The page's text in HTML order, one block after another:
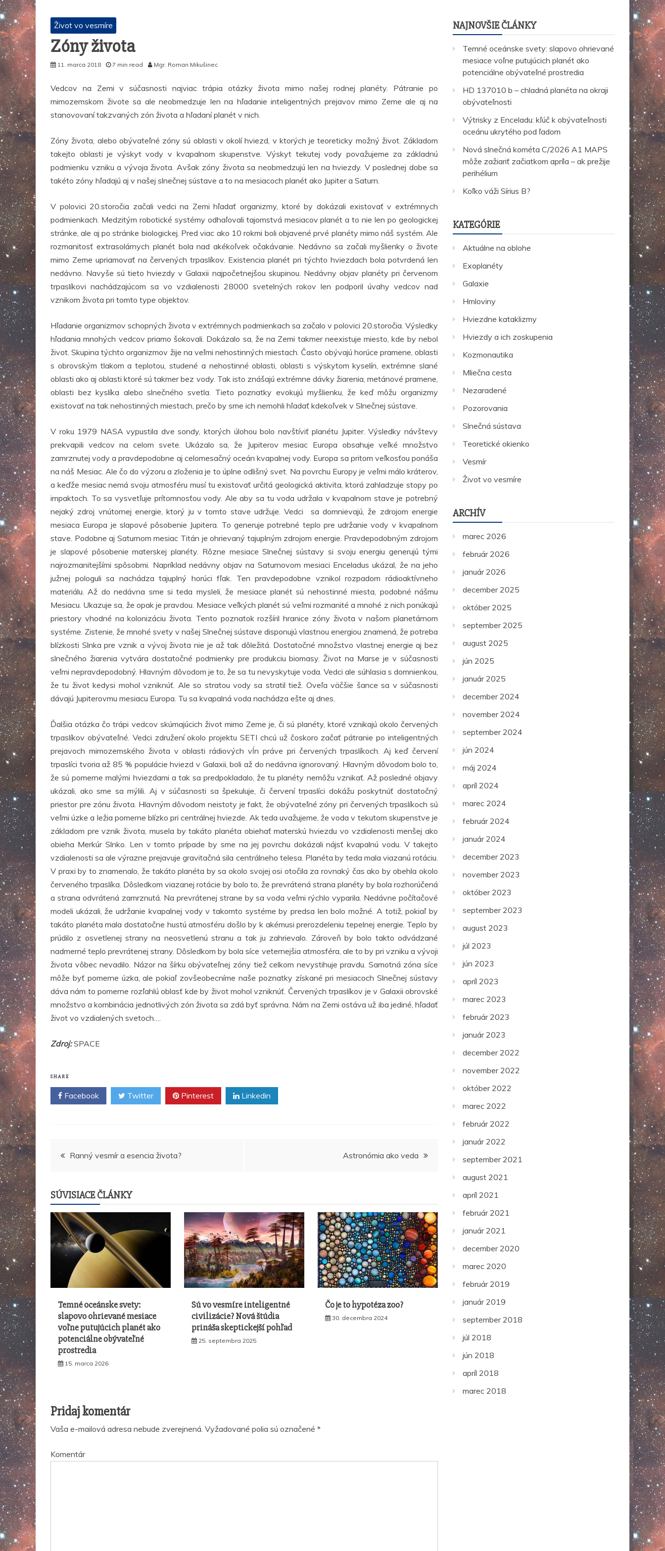
Život vo vesmíre
Zóny života
11. marca 2018 7 min read Mgr. Roman Mikušinec
Vedcov na Zemi v súčasnosti najviac trápia otázky života mimo našej rodnej planéty. Pátranie po
mimozemskom živote sa ale neobmedzuje len na hľadanie inteligentných prejavov mimo Zeme ale aj na
stanovovaní takzvaných zón života a hľadaní planét v nich.
Zóny života, alebo obývateľné zóny sú oblasti v okolí hviezd, v ktorých je teoreticky možný život. Základom
takejto oblasti je výskyt vody v kvapalnom skupenstve. Výskyt tekutej vody považujeme za základnú
podmienku vzniku a vývoja života. Avšak zóny života sa neobmedzujú len na hviezdy. V poslednej dobe sa
takéto zóny hľadajú aj v našej slnečnej sústave a to na mesiacoch planét ako Jupiter a Saturn.
V polovici 20.storočia začali vedci na Zemi hľadať organizmy, ktoré by dokázali existovať v extrémnych
podmienkach. Medzitým robotické systémy odhaľovali tajomstvá mesiacov planét a to nie len po geologickej
stránke, ale aj po stránke biologickej. Pred viac ako 10 rokmi boli objavené prvé planéty mimo náš systém. Ale
rozmanitosť extrasolárnych planét bola nad akékoľvek očakávanie. Nedávno sa začali myšlienky o živote
mimo Zeme upriamovať na červených trpaslíkov. Existencia planét pri týchto hviezdach bola potvrdená len
nedávno. Navyše sú tieto hviezdy v Galaxii najpočetnejšou skupinou. Nedávny objav planéty pri červenom
trpaslíkovi nachádzajúcom sa vo vzdialenosti 28000 svetelných rokov len podporil úvahy vedcov nad
vznikom života pri tomto type objektov.
Hľadanie organizmov schopných života v extrémnych podmienkach sa začalo v polovici 20.storočia. Výsledky
hľadania mnohých vedcov priamo šokovali. Dokázalo sa, že na Zemi takmer neexistuje miesto, kde by nebol
život. Skupina týchto organizmov žije na veľmi nehostinných miestach. Často obývajú horúce pramene, oblasti
s obrovským tlakom a teplotou, studené a nehostinné oblasti, oblasti s výskytom kyselín, extrémne slané
oblasti ako aj oblasti ktoré sú takmer bez vody. Tak isto znášajú extrémne dávky žiarenia, metánové pramene,
oblasti bez kyslíka alebo slnečného svetla. Tieto poznatky evokujú myšlienku, že keď môžu organizmy
existovať na tak nehostinných miestach, prečo by sme ich nemohli hľadať kdekoľvek v Slnečnej sústave.
V roku 1979 NASA vypustila dve sondy, ktorých úlohou bolo navštíviť planétu Jupiter. Výsledky návštevy
prekvapili vedcov na celom svete. Ukázalo sa, že Jupiterov mesiac Europa obsahuje veľké množstvo
zamrznutej vody a pravdepodobne aj celomesačný oceán kvapalnej vody. Europa sa pritom veľkosťou ponáša
na náš Mesiac. Ale čo do výzoru a zloženia je to úplne odlišný svet. Na povrchu Europy je veľmi málo kráterov,
a keďže mesiac nemá svoju atmosféru musí tu existovať určitá geologická aktivita, ktorá zahladzuje stopy po
impaktoch. To sa vysvetľuje prítomnosťou vody. Ale aby sa tu voda udržala v kvapalnom stave je potrebný
nejaký zdroj vnútornej energie, ktorý ju v tomto stave udržuje. Vedci sa domnievajú, že zdrojom energie
mesiaca Europa je slapové pôsobenie Jupitera. To generuje potrebné teplo pre udržanie vody v kvapalnom
stave. Podobne aj Saturnom mesiac Titán je ohrievaný tajuplným zdrojom energie. Pravdepodobným zdrojom
je slapové pôsobenie materskej planéty. Rôzne mesiace Slnečnej sústavy si svoju energiu generujú tými
najrozmanitejšími spôsobmi. Napríklad nedávny objav na Saturnovom mesiaci Enceladus ukázal, že na jeho
južnej pologuli sa nachádza tajuplný horúci fľak. Ten pravdepodobne vznikol rozpadom rádioaktívneho
materiálu. Až do nedávna sme si teda mysleli, že mesiace planét sú nehostinné miesta, podobné nášmu
Mesiacu. Ukazuje sa, že opak je pravdou. Mesiace veľkých planét sú veľmi rozmanité a mnohé z nich ponúkajú
priestory vhodné na kolonizáciu života. Tento poznatok rozšíril hranice zóny života v našom planetárnom
systéme. Zistenie, že mnohé svety v našej Slnečnej sústave disponujú vlastnou energiou znamená, že potreba
blízkosti Slnka pre vznik a vývoj života nie je až tak dôležitá. Dostatočné množstvo vlastnej energie aj bez
slnečného žiarenia vytvára dostatočné podmienky pre produkciu biomasy. Život na Marse je v súčasnosti
veľmi nepravdepodobný. Hlavným dôvodom je to, že sa tu nevyskytuje voda. Vedci ale súhlasia s domnienkou,
že tu život kedysi mohol vzniknúť. Ale so stratou vody sa stratil tiež. Oveľa väčšie šance sa v súčasnosti
dávajú Jupiterovmu mesiacu Europa. Tu sa kvapalná voda nachádza ešte aj dnes.
Ďalšia otázka čo trápi vedcov skúmajúcich život mimo Zeme je, či sú planéty, ktoré vznikajú okolo červených
trpaslíkov obývateľné. Vedci združení okolo projektu SETI chcú už čoskoro začať pátranie po inteligentných
prejavoch mimozemského života v oblasti rádiových vĺn práve pri červených trpaslíkoch. Aj keď červení
trpaslíci tvoria až 85 % populácie hviezd v Galaxii, boli až do nedávna ignorovaný. Hlavným dôvodom bolo to,
že sú pomerne malými hviezdami a tak sa predpokladalo, že tu planéty nemôžu vznikať. Až posledné objavy
ukázali, ako sme sa mýlili. Aj v súčasnosti sa špekuluje, či červení trpaslíci dokážu poskytnúť dostatočný
priestor pre zónu života. Hlavným dôvodom neistoty je fakt, že obývateľné zóny pri červených trpaslíkoch sú
veľmi úzke a ležia pomerne blízko pri centrálnej hviezde. Ak teda uvažujeme, že voda v tekutom skupenstve je
základom pre vznik života, musela by takáto planéta obiehať materskú hviezdu vo vzdialenosti menšej ako
obieha Merkúr Slnko. Len v tomto prípade by sme na jej povrchu dokázali nájsť kvapalnú vodu. V takejto
vzdialenosti sa ale výrazne prejavuje gravitačná sila centrálneho telesa. Planéta by teda mala viazanú rotáciu.
V praxi by to znamenalo, že takáto planéta by sa okolo svojej osi otočila za rovnaký čas ako by obehla okolo
červeného trpaslíka. Dôsledkom viazanej rotácie by bolo to, že prevrátená strana planéty by bola rozhorúčená
a strana odvrátená zamrznutá. Na prevrátenej strane by sa voda veľmi rýchlo vyparila. Nedávne počítačové
modeli ukázali, že udržanie kvapalnej vody v takomto systéme by predsa len bolo možné. A totiž, pokiaľ by
takáto planéta mala dostatočne hustú atmosféru došlo by k akémusi prerozdeleniu tepelnej energie. Teplo by
prúdilo z osvetlenej strany na neosvetlenú stranu a tak ju zahrievalo. Zároveň by bolo takto odvádzané
nadmerné teplo prevrátenej strany. Dôsledkom by bola síce veternejšia atmosféra, ale to by pri vzniku a vývoji
života vôbec nevadilo. Názor na šírku obývateľnej zóny tiež celkom nevystihuje pravdu. Samotná zóna síce
môže byť pomerne úzka, ale pokiaľ zovšeobecníme naše poznatky získané pri mesiacoch Slnečnej sústavy
dáva nám to pomerne rozľahlú oblasť kde by život mohol vzniknúť. Červených trpaslíkov je v Galaxii obrovské
množstvo a kombinácia jednotlivých zón života sa zdá byť správna. Nám na Zemi ostáva už iba jediné, hľadať
život vo vzdialených svetoch….
Zdroj: SPACE
SHARE
Facebook Twitter Pinterest Linkedin
Navigácia
článku
Ranný vesmír a esencia života? Astronómia ako veda
SÚVISIACE ČLÁNKY
Temné oceánske svety:
slapovo ohrievané mesiace
voľne putujúcich planét ako
potenciálne obývateľné
prostredia
15. marca 2026
Sú vo vesmíre inteligentné
civilizácie? Nová štúdia
prináša skeptickejší pohľad
25. septembra 2025
Čo je to hypotéza zoo?
30. decembra 2024
Pridaj komentár
Vaša e-mailová adresa nebude zverejnená. Vyžadované polia sú označené *
Komentár
NAJNOVŠIE ČLÁNKY
Temné oceánske svety: slapovo ohrievané
mesiace voľne putujúcich planét ako
potenciálne obývateľné prostredia
HD 137010 b – chladná planéta na okraji
obývateľnosti
Výtrisky z Enceladu: kľúč k obývateľnosti
oceánu ukrytého pod ľadom
Nová slnečná kométa C/2026 A1 MAPS
môže zažiariť začiatkom apríla – ak prežije
perihélium
Koľko váži Sírius B?
KATEGÓRIE
Aktuálne na oblohe
Exoplanéty
Galaxie
Hmloviny
Hviezdne kataklizmy
Hviezdy a ich zoskupenia
Kozmonautika
Mliečna cesta
Nezaradené
Pozorovania
Slnečná sústava
Teoretické okienko
Vesmír
Život vo vesmíre
ARCHÍV
marec 2026
február 2026
január 2026
december 2025
október 2025
september 2025
august 2025
jún 2025
január 2025
december 2024
november 2024
september 2024
jún 2024
máj 2024
apríl 2024
marec 2024
február 2024
január 2024
december 2023
november 2023
október 2023
september 2023
august 2023
júl 2023
jún 2023
apríl 2023
marec 2023
február 2023
január 2023
december 2022
november 2022
október 2022
marec 2022
február 2022
január 2022
september 2021
august 2021
apríl 2021
február 2021
január 2021
december 2020
marec 2020
február 2019
január 2019
september 2018
júl 2018
jún 2018
apríl 2018
marec 2018